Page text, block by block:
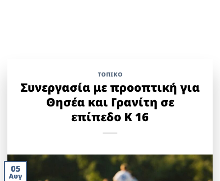
ΤΟΠΙΚΌ
Συνεργασία με προοπτική για
Θησέα και Γρανίτη σε
επίπεδο Κ 16
05
Αυγ